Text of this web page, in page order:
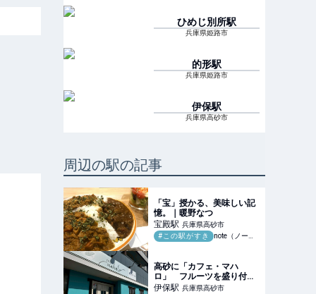
ひめじ別所駅
兵庫県姫路市
的形駅
兵庫県姫路市
伊保駅
兵庫県高砂市
周辺の駅の記事
「宝」授かる、美味しい記
憶。｜暖野なつ
宝殿駅 兵庫県高砂市
#この駅がすき
note（ノート）
高砂に「カフェ・マハ
ロ」 フルーツを盛り付け
たパンケーキも
伊保駅 兵庫県高砂市